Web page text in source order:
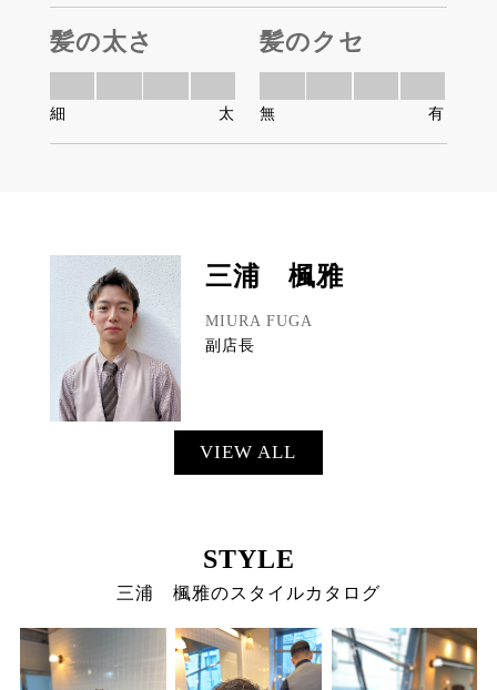
髪の太さ
細 太
髪のクセ
無 有
三浦 楓雅
MIURA FUGA
副店長
VIEW ALL
STYLE
三浦 楓雅のスタイルカタログ